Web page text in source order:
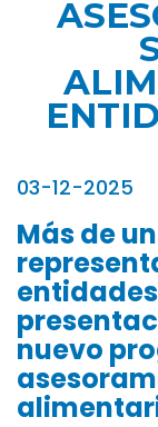
03-12-2025
Más de
nuevo